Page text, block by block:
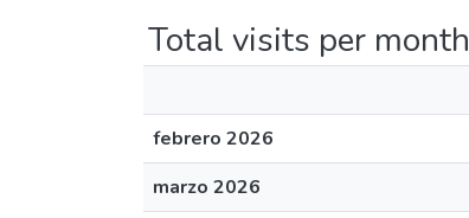
Total visits per month
febrero 2026
marzo 2026